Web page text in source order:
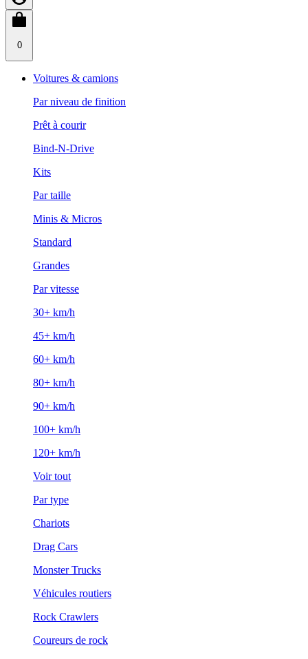
0
Voitures & camions
Par niveau de finition
Prêt à courir
Bind-N-Drive
Kits
Par taille
Minis & Micros
Standard
Grandes
Par vitesse
30+ km/h
45+ km/h
60+ km/h
80+ km/h
90+ km/h
100+ km/h
120+ km/h
Voir tout
Par type
Chariots
Drag Cars
Monster Trucks
Véhicules routiers
Rock Crawlers
Coureurs de rock